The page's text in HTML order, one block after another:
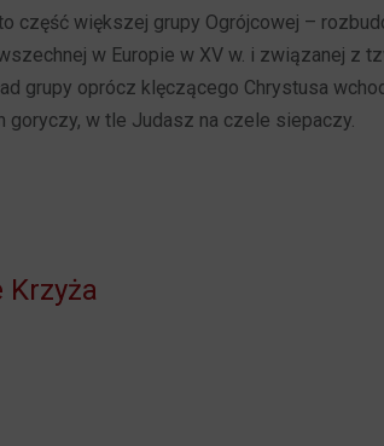
część większej grupy Ogrójcowej –
w Europie w XV w. i związanej z
grupy oprócz klęczącego Chrystusa
goryczy, w tle Judasz na czele siepaczy.